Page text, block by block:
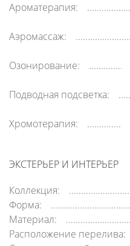
Ароматерапия:
Аэромассаж:
Озонирование:
Подводная подсветка:
Хромотерапия:
ЭКСТЕРЬЕР И ИНТЕРЬЕР
Коллекция:
Форма:
Материал:
Расположение перелива: